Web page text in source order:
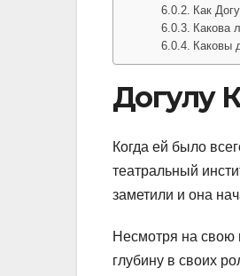
Как
Какова
Каковы
Догулу
Когда ей было
театральный
заметили и она
Несмотря на свою
глубину в своих